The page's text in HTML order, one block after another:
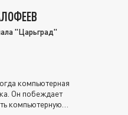
"Царьград"
компьютерная
Он побеждает
компьютерную